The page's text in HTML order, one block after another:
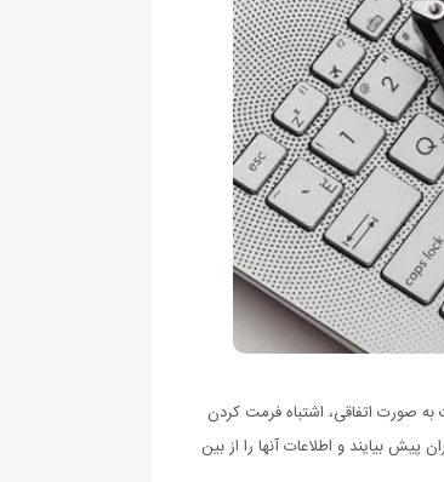
صورت اتفاقی، اشتباه فرمت کردن
بیایند و اطلاعات آنها را از بین